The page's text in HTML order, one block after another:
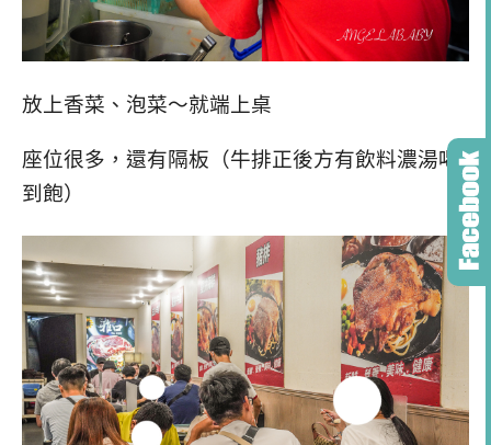
放上香菜、泡菜～就端上桌
座位很多，還有隔板（牛排正後方有飲料濃湯喝
到飽）